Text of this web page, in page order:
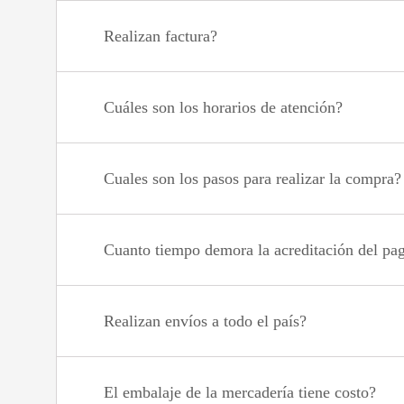
Realizan factura?
Cuáles son los horarios de atención?
Cuales son los pasos para realizar la compra?
Cuanto tiempo demora la acreditación del
Realizan envíos a todo el país?
El embalaje de la mercadería tiene costo?